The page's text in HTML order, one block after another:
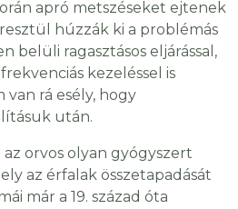
apró metszéseket ejtenek
húzzák ki a problémás
belüli ragasztásos eljárással,
kezeléssel is
rá esély, hogy
után.
orvos olyan gyógyszert
az érfalak összetapadását
már a 19. század óta